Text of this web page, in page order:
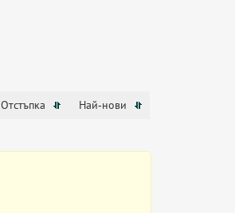
Отстъпка Най-нови